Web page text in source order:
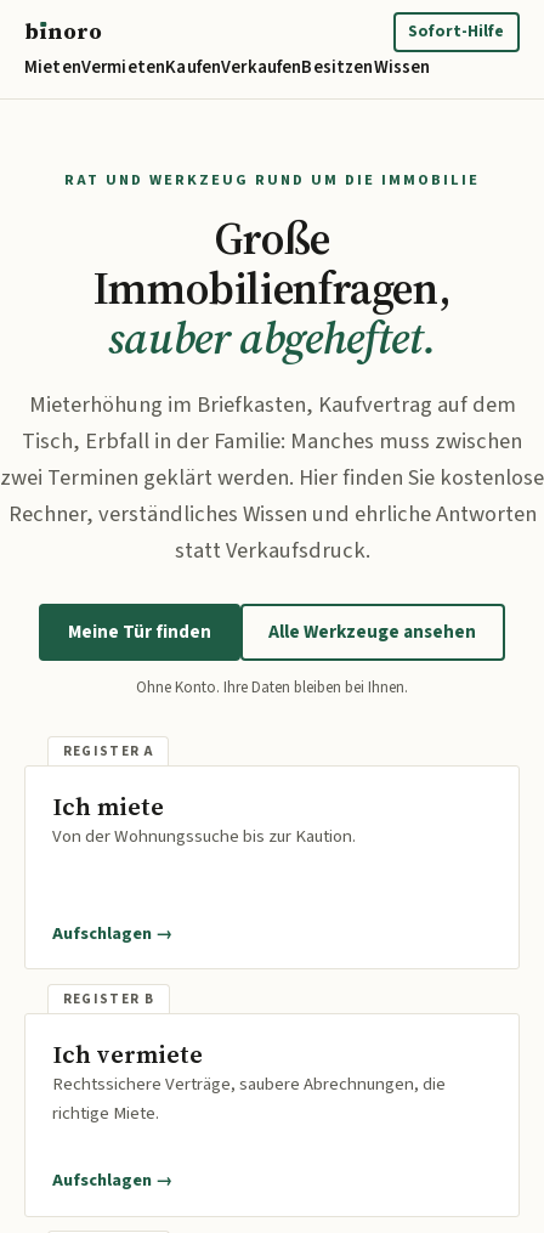
bınoro
MietenVermietenKaufenVerkaufenBesitzenWissen
Sofort-Hilfe
RAT UND WERKZEUG RUND UM DIE IMMOBILIE
Große
Immobilienfragen,
sauber abgeheftet.
Mieterhöhung im Briefkasten, Kaufvertrag auf dem
Tisch, Erbfall in der Familie: Manches muss zwischen
zwei Terminen geklärt werden. Hier finden Sie kostenlose
Rechner, verständliches Wissen und ehrliche Antworten
statt Verkaufsdruck.
Meine Tür finden Alle Werkzeuge ansehen
Ohne Konto. Ihre Daten bleiben bei Ihnen.
Ich miete
Von der Wohnungssuche bis zur Kaution.
Aufschlagen →
Ich vermiete
Rechtssichere Verträge, saubere Abrechnungen, die
richtige Miete.
Aufschlagen →